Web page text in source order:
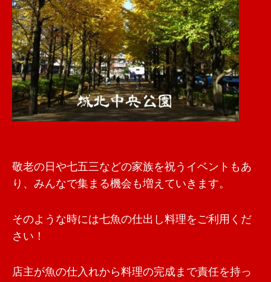
敬老の日や七五三などの家族を祝うイベントもあ
り、みんなで集まる機会も増えていきます。
そのような時には七魚の仕出し料理をご利用くだ
さい！
店主が魚の仕入れから料理の完成まで責任を持っ